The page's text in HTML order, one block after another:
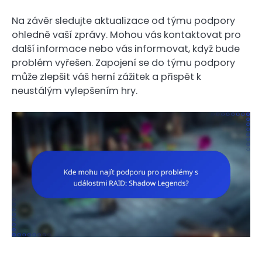
Na závěr sledujte aktualizace od týmu podpory
ohledně vaší zprávy. Mohou vás kontaktovat pro
další informace nebo vás informovat, když bude
problém vyřešen. Zapojení se do týmu podpory
může zlepšit váš herní zážitek a přispět k
neustálým vylepšením hry.